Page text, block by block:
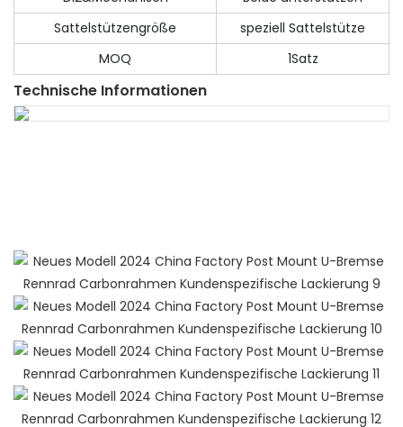
Sattelstützengröße
speziell Sattelstütze
MOQ
1Satz
Technische Informationen